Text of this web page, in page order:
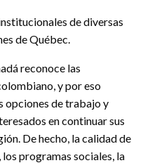
de diversas
de Québec.
reconoce las
y por eso
opciones de trabajo y
en continuar sus
De hecho, la calidad de
programas sociales, la